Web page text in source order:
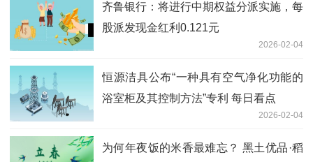
齐鲁银行：将进行中期权益分派实施，每
股派发现金红利0.121元
2026-02-04
恒源洁具公布“一种具有空气净化功能的
浴室柜及其控制方法”专利 每日看点
2026-02-04
为何年夜饭的米香最难忘？ 黑土优品·稻